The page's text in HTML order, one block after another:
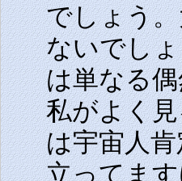
でしょう
ないでし
は単なる
私がよく
は宇宙人
立ってま